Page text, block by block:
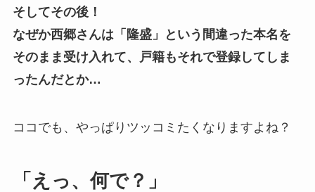
そしてその後！
なぜか西郷さんは「隆盛」という間違った本名を
そのまま受け入れて、戸籍もそれで登録してしま
ったんだとか…
ココでも、やっぱりツッコミたくなりますよね？
「えっ、何で？」